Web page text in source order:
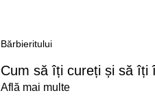
Bărbieritului
Cum să îți cureți și să îți
Află mai multe